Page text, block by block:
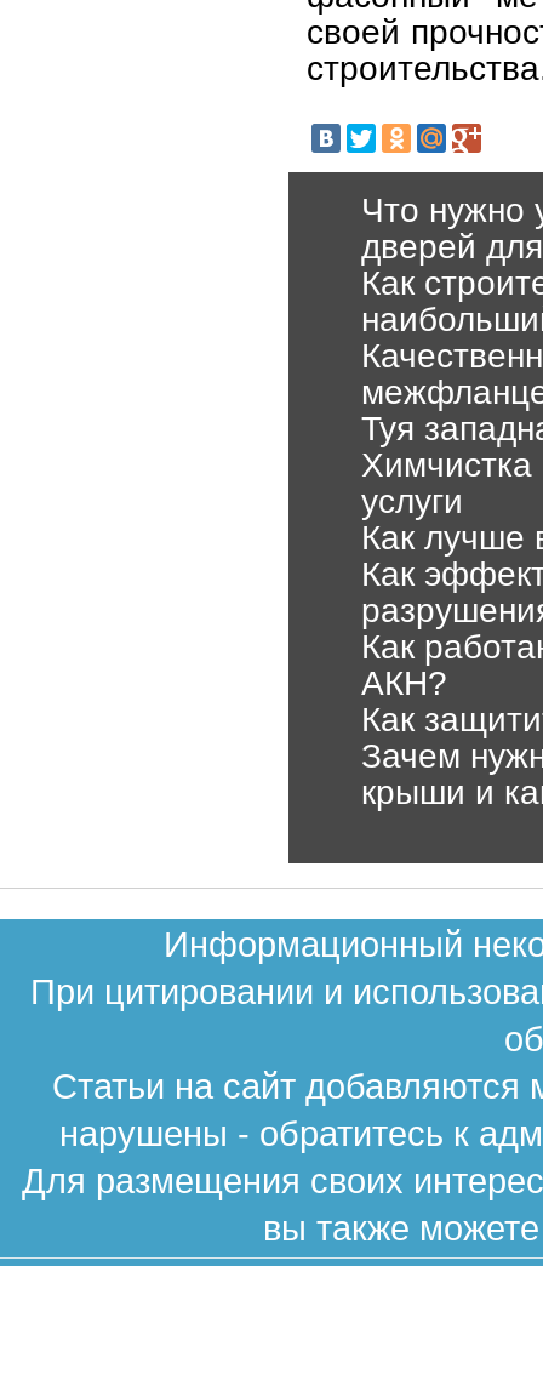
своей
Что нужно
дверей
Как
Туя
Химчистка
услуги
Как лучше
Как
Как
АКН?
Как
Зачем
крыши и
Информационный
При цитировании и
Статьи на сайт
нарушены - обратитесь к
Для размещения своих
вы также